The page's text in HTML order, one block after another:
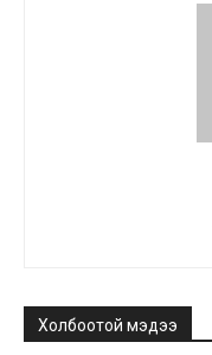
Холбоотой мэдээ